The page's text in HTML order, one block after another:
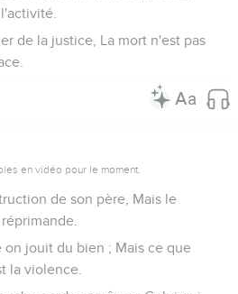
de la justice, La mort n'est pas
en vidéo pour le moment.
de son père, Mais le
on jouit du bien ; Mais ce que
la violence.